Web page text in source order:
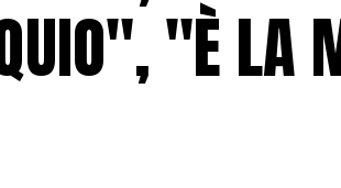
"È LA